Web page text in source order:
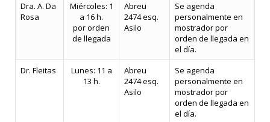
Dra. A. Da
Rosa
Miércoles: 1
a 16 h.
por orden
de llegada
Abreu
2474 esq.
Asilo
Se agenda
personalmente en
mostrador por
orden de llegada en
el día.
Dr. Fleitas
Lunes: 11 a
13 h.
Abreu
2474 esq.
Asilo
Se agenda
personalmente en
mostrador por
orden de llegada en
el día.